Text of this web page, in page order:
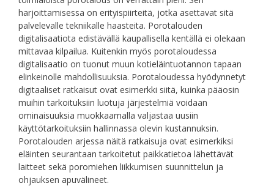
harjoittamisessa on erityispiirteitä, jotka asettavat sitä
palvelevalle tekniikalle haasteita. Porotalouden
digitalisaatiota edistävällä kaupallisella kentällä ei olekaan
mittavaa kilpailua. Kuitenkin myös porotaloudessa
digitalisaatio on tuonut muun kotieläintuotannon tapaan
elinkeinolle mahdollisuuksia. Porotaloudessa hyödynnetyt
digitaaliset ratkaisut ovat esimerkki siitä, kuinka pääosin
muihin tarkoituksiin luotuja järjestelmiä voidaan
ominaisuuksia muokkaamalla valjastaa uusiin
käyttötarkoituksiin hallinnassa olevin kustannuksin.
Porotalouden arjessa näitä ratkaisuja ovat esimerkiksi
eläinten seurantaan tarkoitetut paikkatietoa lähettävät
laitteet sekä poromiehen liikkumisen suunnittelun ja
ohjauksen apuvälineet.